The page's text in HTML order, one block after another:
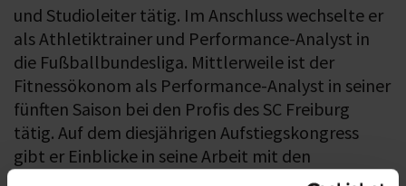
und Studioleiter tätig. Im Anschluss wechselte er
als Athletiktrainer und Performance-Analyst in
die Fußballbundesliga. Mittlerweile ist der
Fitnessökonom als Performance-Analyst in seiner
fünften Saison bei den Profis des SC Freiburg
tätig. Auf dem diesjährigen Aufstiegskongress
gibt er Einblicke in seine Arbeit mit den